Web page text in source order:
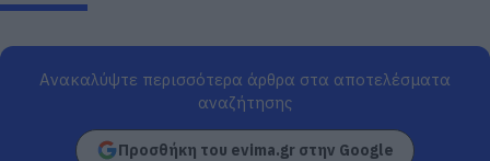
Ανακαλύψτε περισσότερα άρθρα στα αποτελέσματα
αναζήτησης
Προσθήκη του evima.gr στην Google